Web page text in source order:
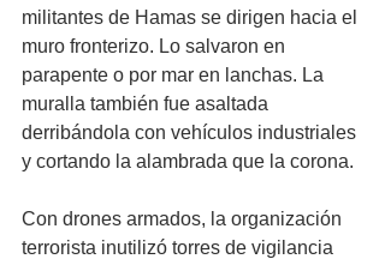
militantes de Hamas se dirigen hacia el
muro fronterizo. Lo salvaron en
parapente o por mar en lanchas. La
muralla también fue asaltada
derribándola con vehículos industriales
y cortando la alambrada que la corona.
Con drones armados, la organización
terrorista inutilizó torres de vigilancia